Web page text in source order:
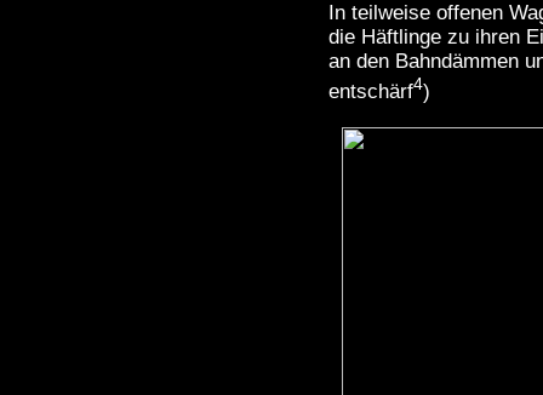
In teilweise offenen
die Häftlinge zu ihren
an den Bahndämmen
entschärf4)